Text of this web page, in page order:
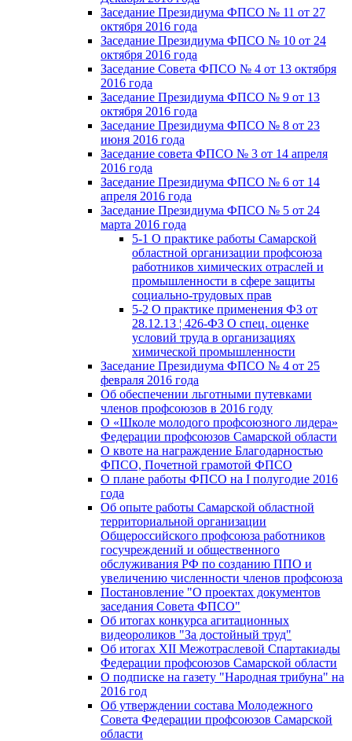
Заседание Президиума ФПСО № 11 от 27
октября 2016 года
Заседание Президиума ФПСО № 10 от 24
октября 2016 года
Заседание Совета ФПСО № 4 от 13 октября
2016 года
Заседание Президиума ФПСО № 9 от 13
октября 2016 года
Заседание Президиума ФПСО № 8 от 23
июня 2016 года
Заседание совета ФПСО № 3 от 14 апреля
2016 года
Заседание Президиума ФПСО № 6 от 14
апреля 2016 года
Заседание Президиума ФПСО № 5 от 24
марта 2016 года
5-1 О практике работы Самарской
областной организации профсоюза
работников химических отраслей и
промышленности в сфере защиты
социально-трудовых прав
5-2 О практике применения ФЗ от
28.12.13 ¦ 426-ФЗ О спец. оценке
условий труда в организациях
химической промышленности
Заседание Президиума ФПСО № 4 от 25
февраля 2016 года
Об обеспечении льготными путевками
членов профсоюзов в 2016 году
О «Школе молодого профсоюзного лидера»
Федерации профсоюзов Самарской области
О квоте на награждение Благодарностью
ФПСО, Почетной грамотой ФПСО
О плане работы ФПСО на I полугодие 2016
года
Об опыте работы Самарской областной
территориальной организации
Общероссийского профсоюза работников
госучреждений и общественного
обслуживания РФ по созданию ППО и
увеличению численности членов профсоюза
Постановление "О проектах документов
заседания Совета ФПСО"
Об итогах конкурса агитационных
видеороликов "За достойный труд"
Об итогах XII Межотраслевой Спартакиады
Федерации профсоюзов Самарской области
О подписке на газету "Народная трибуна" на
2016 год
Об утверждении состава Молодежного
Совета Федерации профсоюзов Самарской
области